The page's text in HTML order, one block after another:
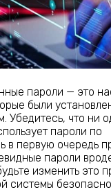
пароли — это
были
Убедитесь, что ни
пароли по
в первую очередь
пароли
изменить это
системы